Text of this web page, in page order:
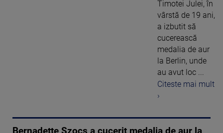
Timotei Julei, în
vârstă de 19 ani,
a izbutit să
cucerească
medalia de aur
la Berlin, unde
au avut loc ...
Citeste mai mult
›